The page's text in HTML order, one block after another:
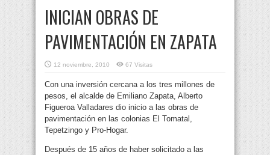
INICIAN OBRAS DE
PAVIMENTACIÓN EN ZAPATA
12 noviembre, 2010 67 Visitas
Con una inversión cercana a los tres millones de
pesos, el alcalde de Emiliano Zapata, Alberto
Figueroa Valladares dio inicio a las obras de
pavimentación en las colonias El Tomatal,
Tepetzingo y Pro-Hogar.
Después de 15 años de haber solicitado a las